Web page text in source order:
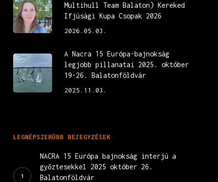
Multihull Team Balaton) Kereked
Ifjúsági Kupa Csopak 2026
2026.05.03.
A Nacra 15 Európa-bajnokság
legjobb pillanatai 2025. október
19-26. Balatonföldvár
2025.11.03.
LEGNÉPSZERŰBB BEJEGYZÉSEK
NACRA 15 Európa bajnokság interjú a
győztesekkel 2025 október 26.
Balatonföldvár